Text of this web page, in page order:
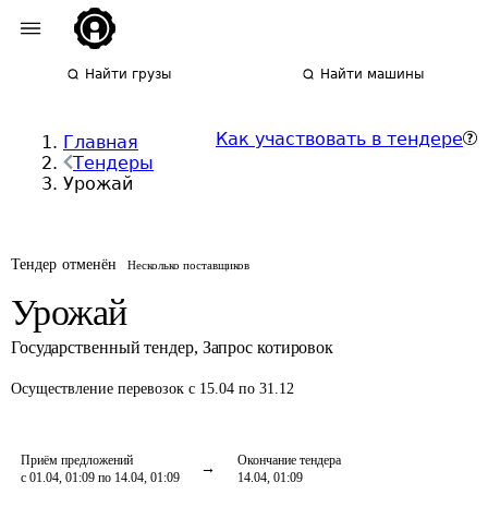
Найти грузы Найти машины
Главная
Тендеры
Урожай
Как участвовать в тендере
Тендер отменён Несколько поставщиков
Урожай
Государственный тендер, Запрос котировок
Осуществление перевозок с 15.04 по 31.12
Приём предложений
с 01.04, 01:09 по 14.04, 01:09
Окончание тендера
14.04, 01:09